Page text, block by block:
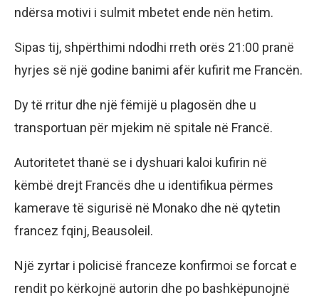
ndërsa motivi i sulmit mbetet ende nën hetim.
Sipas tij, shpërthimi ndodhi rreth orës 21:00 pranë
hyrjes së një godine banimi afër kufirit me Francën.
Dy të rritur dhe një fëmijë u plagosën dhe u
transportuan për mjekim në spitale në Francë.
Autoritetet thanë se i dyshuari kaloi kufirin në
këmbë drejt Francës dhe u identifikua përmes
kamerave të sigurisë në Monako dhe në qytetin
francez fqinj, Beausoleil.
Një zyrtar i policisë franceze konfirmoi se forcat e
rendit po kërkojnë autorin dhe po bashkëpunojnë